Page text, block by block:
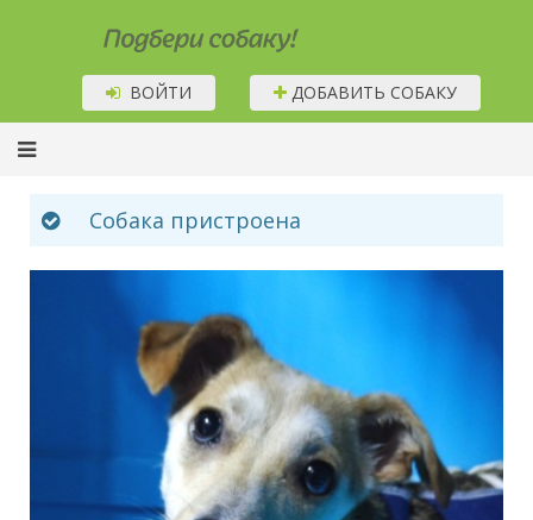
Подбери собаку!
ВОЙТИ ДОБАВИТЬ СОБАКУ
Собака пристроена